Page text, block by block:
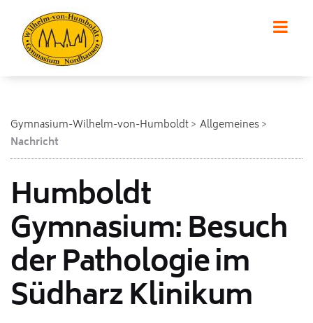
Gymnasium-Wilhelm-von-Humboldt
Allgemeines
Nachricht
Humboldt
Gymnasium: Besuch
der Pathologie im
Südharz Klinikum